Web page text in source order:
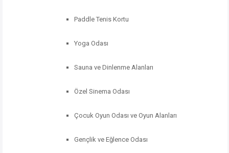
Paddle Tenis Kortu
Yoga Odası
Sauna ve Dinlenme Alanları
Özel Sinema Odası
Çocuk Oyun Odası ve Oyun Alanları
Gençlik ve Eğlence Odası